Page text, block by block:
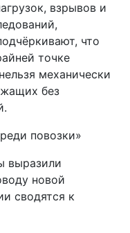
взрывов и
что
точке
механически
без
повозки»
выразили
новой
сводятся к